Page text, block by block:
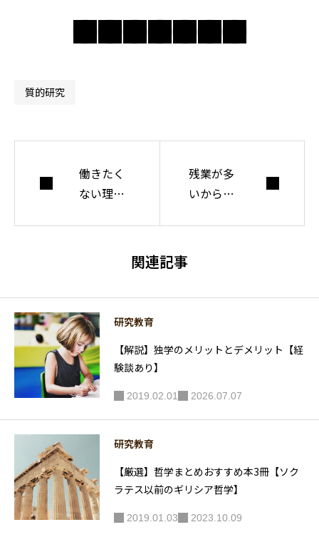
問い直し、分かり
合えない世界で人
質的研究
働きたく
ない理由
残業が多
いから上
のコツ
関連記事
研究教育
【解説】独学のメリットとデメリット【経
験談あり】
2019.02.01 2026.07.07
研究教育
【厳選】哲学まとめおすすめ本3冊【ソク
ラテス以前のギリシア哲学】
2019.01.03 2023.10.09